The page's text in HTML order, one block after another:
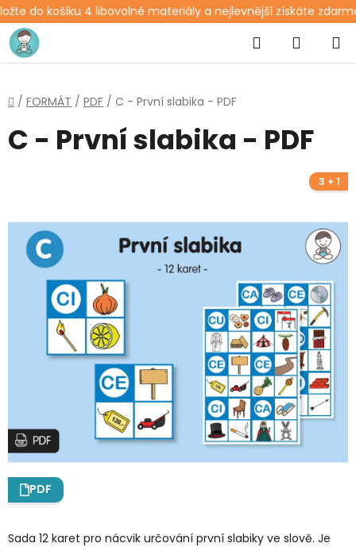
do košíku 4 libovolné materiály a nejlevnější získáte
Přejít
na
obsah
Hledat
KOŠÍK
Domů
/ FORMÁT / PDF / C - První slabika - PDF
Sada 12 karet pro nácvik určování první slabiky ve slově. Je
C - První slabika - PDF
3 + 1
PDF